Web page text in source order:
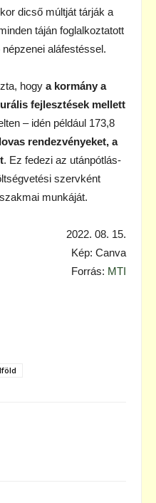
dicső múltját tárják a
táján foglalkoztatott
aláfestéssel.
hogy a kormány a
fejlesztések mellett
– idén például 173,8
rendezvényeket, a
. Ez fedezi az utánpótlás-
szervként
munkáját.
2022. 08. 15.
Kép: Canva
Forrás: MTI